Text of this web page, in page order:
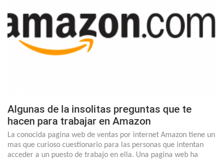
Algunas de la insolitas preguntas que te
hacen para trabajar en Amazon
La conocida pagina web de ventas por internet Amazon tiene un
mas que curioso cuestionario para las personas que intentan
acceder a un puesto de trabajo en ella. Una pagina web ha